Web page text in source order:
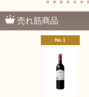
売れ筋商品
No.1